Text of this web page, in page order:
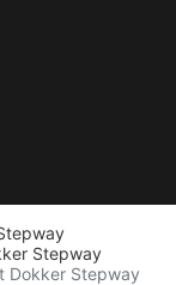
Stepway
Dokker Stepway